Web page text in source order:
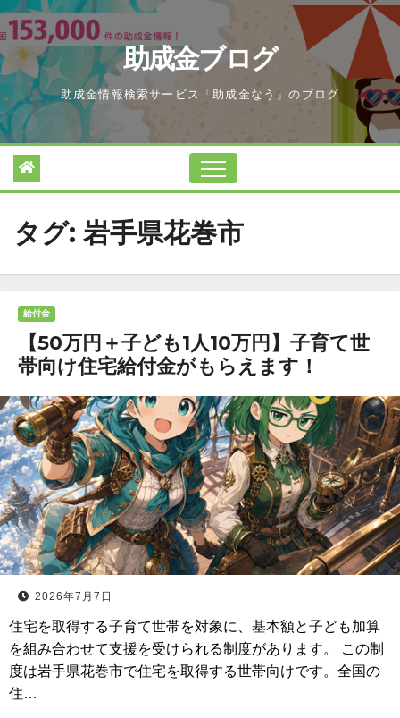
Skip
to
content
助成金ブログ
助成金情報検索サービス「助成金なう」のブログ
タグ: 岩手県花巻市
給付金
【50万円＋子ども1人10万円】子育て世
帯向け住宅給付金がもらえます！
2026年7月7日
住宅を取得する子育て世帯を対象に、基本額と子ども加算
を組み合わせて支援を受けられる制度があります。 この制
度は岩手県花巻市で住宅を取得する世帯向けです。全国の
住…